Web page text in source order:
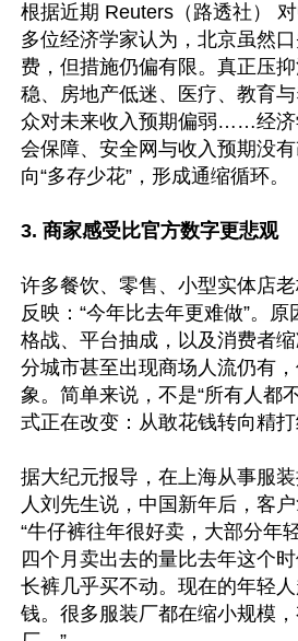
根据近期 Reuters（路透社）
多位经济学家认为，北京虽然
费，但措施仍偏有限。真正压
稳、房地产低迷、医疗、教育
众对未来收入预期偏弱……经济
会保障、安全网与收入预期没
向“多存少花”，形成通缩循环。
3. 商家感受比官方数字更悲观
许多餐饮、零售、小型实体店
反映：“今年比去年更难做”。
格战、平台抽成，以及消费者
分城市甚至出现商场人流仍有
象。简单来说，不是“所有人都
式正在改变：从敢花钱转向精打
据大纪元报导，在上海从事服
人刘先生说，中国新年后，客
“牛仔裤往年很好卖，大部分年
四个月卖出去的量比去年这个
长裤几乎买不动。现在的年轻
钱。很多服装厂都在缩小规模